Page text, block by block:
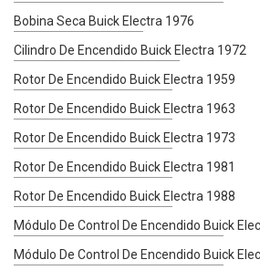
Bobina Seca Buick Electra 1976
Cilindro De Encendido Buick Electra 1972
Rotor De Encendido Buick Electra 1959
Rotor De Encendido Buick Electra 1963
Rotor De Encendido Buick Electra 1973
Rotor De Encendido Buick Electra 1981
Rotor De Encendido Buick Electra 1988
Módulo De Control De Encendido Buick
Módulo De Control De Encendido Buick